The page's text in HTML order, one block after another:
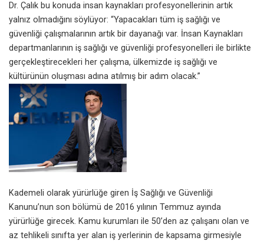
Dr. Çalık bu konuda insan kaynakları profesyonellerinin artık
yalnız olmadığını söylüyor: “Yapacakları tüm iş sağlığı ve
güvenliği çalışmalarının artık bir dayanağı var. İnsan Kaynakları
departmanlarının iş sağlığı ve güvenliği profesyonelleri ile birlikte
gerçekleştirecekleri her çalışma, ülkemizde iş sağlığı ve
kültürünün oluşması adına atılmış bir adım olacak.”
Kademeli olarak yürürlüğe giren İş Sağlığı ve Güvenliği
Kanunu’nun son bölümü de 2016 yılının Temmuz ayında
yürürlüğe girecek. Kamu kurumları ile 50’den az çalışanı olan ve
az tehlikeli sınıfta yer alan iş yerlerinin de kapsama girmesiyle